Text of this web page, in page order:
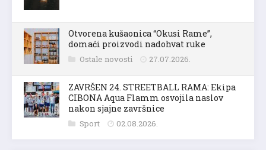
Otvorena kušaonica “Okusi Rame”,
domaći proizvodi nadohvat ruke
Ostale novosti 27.07.2026.
ZAVRŠEN 24. STREETBALL RAMA: Ekipa
CIBONA Aqua Flamm osvojila naslov
nakon sjajne završnice
Sport 02.08.2026.